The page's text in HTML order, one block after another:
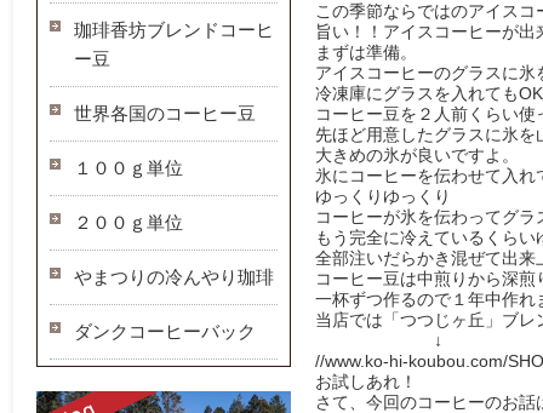
この季節ならではのアイス
旨い！！アイスコーヒーが出
まずは準備。
アイスコーヒーのグラスに
冷凍庫にグラスを入れても
コーヒー豆を２人前くらい
先ほど用意したグラスに氷を
大きめの氷が良いですよ。
氷にコーヒーを伝わせて入れ
ゆっくりゆっくり
コーヒーが氷を伝わってグ
もう完全に冷えているくらい
全部注いだらかき混ぜて出来
コーヒー豆は中煎りから深
一杯ずつ作るので１年中作れ
当店では「つつじヶ丘」ブ
↓
//www.ko-hi-koubou.com/
お試しあれ！
さて、今回のコーヒーのお話
珈琲香坊ブレンドコーヒ
ー豆
世界各国のコーヒー豆
１００ｇ単位
２００ｇ単位
やまつりの冷んやり珈琲
ダンクコーヒーバック